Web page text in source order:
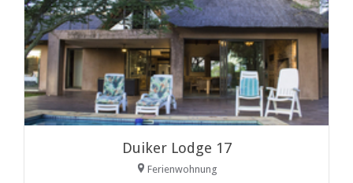
Duiker Lodge 17
Ferienwohnung